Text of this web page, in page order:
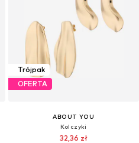
Trójpak
OFERTA
ABOUT YOU
Kolczyki
32,36 zł